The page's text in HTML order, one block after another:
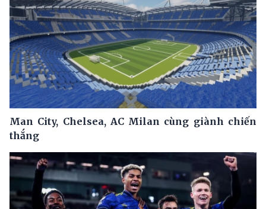
Man City, Chelsea, AC Milan cùng giành chiến
thắng